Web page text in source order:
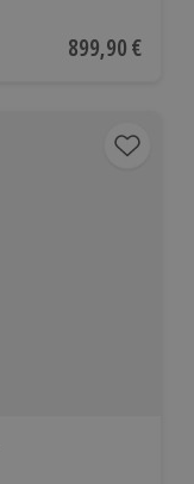
Aktueller Preis
899,90 €